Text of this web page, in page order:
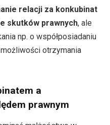
relacji za konkubinat
skutków prawnych, ale
np. o współposiadaniu
otrzymania
a
prawnym